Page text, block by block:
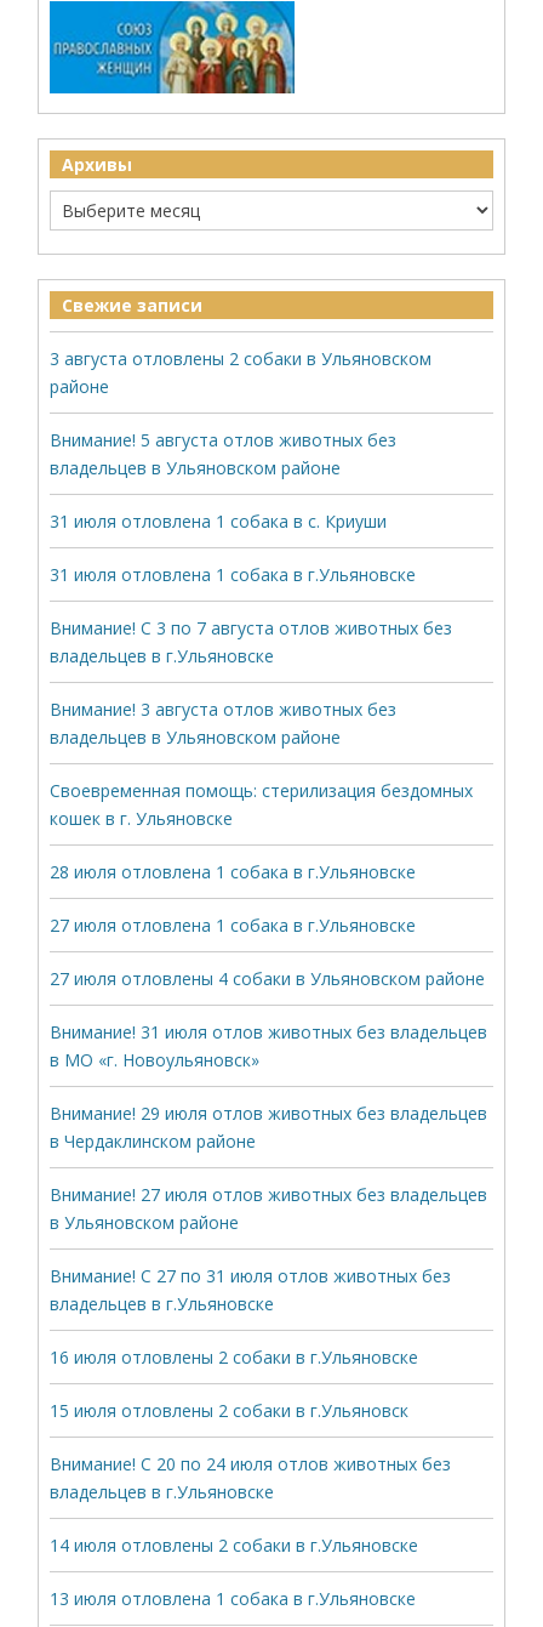
Архивы
Свежие записи
3 августа отловлены 2 собаки в Ульяновском
районе
Внимание! 5 августа отлов животных без
владельцев в Ульяновском районе
31 июля отловлена 1 собака в с. Криуши
31 июля отловлена 1 собака в г.Ульяновске
Внимание! С 3 по 7 августа отлов животных без
владельцев в г.Ульяновске
Внимание! 3 августа отлов животных без
владельцев в Ульяновском районе
Своевременная помощь: стерилизация бездомных
кошек в г. Ульяновске
28 июля отловлена 1 собака в г.Ульяновске
27 июля отловлена 1 собака в г.Ульяновске
27 июля отловлены 4 собаки в Ульяновском районе
Внимание! 31 июля отлов животных без владельцев
в МО «г. Новоульяновск»
Внимание! 29 июля отлов животных без владельцев
в Чердаклинском районе
Внимание! 27 июля отлов животных без владельцев
в Ульяновском районе
Внимание! С 27 по 31 июля отлов животных без
владельцев в г.Ульяновске
16 июля отловлены 2 собаки в г.Ульяновске
15 июля отловлены 2 собаки в г.Ульяновск
Внимание! С 20 по 24 июля отлов животных без
владельцев в г.Ульяновске
14 июля отловлены 2 собаки в г.Ульяновске
13 июля отловлена 1 собака в г.Ульяновске